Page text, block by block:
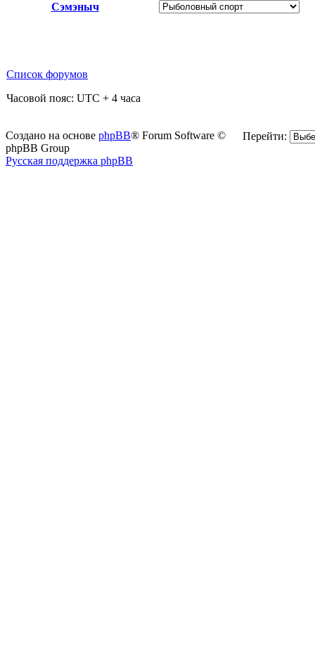
Сэмэныч
Список форумов
Часовой пояс: UTC + 4 часа
Перейти:
Создано на основе phpBB® Forum Software ©
phpBB Group
Русская поддержка phpBB